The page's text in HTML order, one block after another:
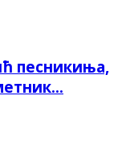
песникиња,